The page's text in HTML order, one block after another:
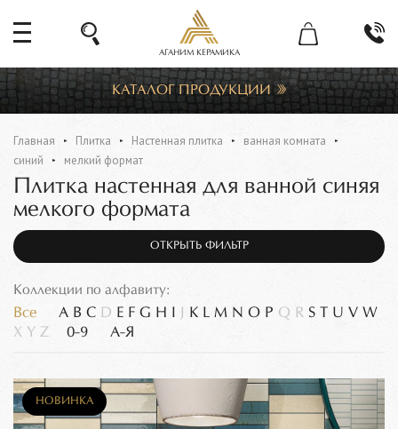
АГАНИМ КЕРАМИКА
КАТАЛОГ ПРОДУКЦИИ
Главная Плитка Настенная плитка
ванная комната
синий
мелкий формат
Плитка настенная для ванной синяя
мелкого формата
ОТКРЫТЬ ФИЛЬТР
Коллекции по алфавиту:
Все A B C D E F G H I K L M N O P Q R S T U V W
X Y Z 0-9 А-Я
НОВИНКА